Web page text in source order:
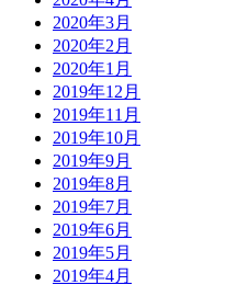
2020年3月
2020年2月
2020年1月
2019年12月
2019年11月
2019年10月
2019年9月
2019年8月
2019年7月
2019年6月
2019年5月
2019年4月